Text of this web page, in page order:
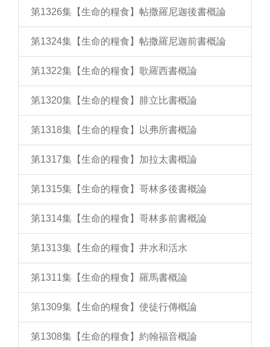
第1326集【生命的糧食】帖撒羅尼迦後書概論
第1324集【生命的糧食】帖撒羅尼迦前書概論
第1322集【生命的糧食】歌羅西書概論
第1320集【生命的糧食】腓立比書概論
第1318集【生命的糧食】以弗所書概論
第1317集【生命的糧食】加拉太書概論
第1315集【生命的糧食】哥林多後書概論
第1314集【生命的糧食】哥林多前書概論
第1313集【生命的糧食】井水和活水
第1311集【生命的糧食】羅馬書概論
第1309集【生命的糧食】使徒行傳概論
第1308集【生命的糧食】約翰福音概論